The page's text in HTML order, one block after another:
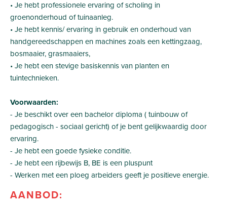
• Je hebt professionele ervaring of scholing in
groenonderhoud of tuinaanleg.
• Je hebt kennis/ ervaring in gebruik en onderhoud van
handgereedschappen en machines zoals een kettingzaag,
bosmaaier, grasmaaiers,
• Je hebt een stevige basiskennis van planten en
tuintechnieken.
Voorwaarden:
- Je beschikt over een bachelor diploma ( tuinbouw of
pedagogisch - sociaal gericht) of je bent gelijkwaardig door
ervaring.
- Je hebt een goede fysieke conditie.
- Je hebt een rijbewijs B, BE is een pluspunt
- Werken met een ploeg arbeiders geeft je positieve energie.
AANBOD: